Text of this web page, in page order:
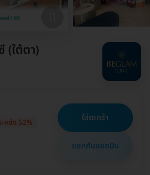
(ใต้ตา)
ะหยัด 52% ใส่ตะกร้า
แชทกับแอดมิน